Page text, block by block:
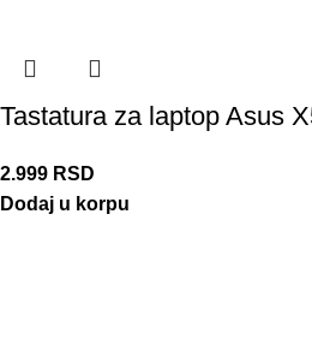
Tastatura za laptop Asus
2.999 RSD
Dodaj u korpu